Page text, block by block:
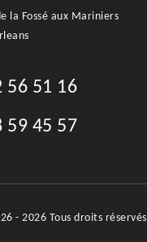
la Fossé aux Mariniers
56 51 16
59 45 57
- 2026 Tous droits réservés